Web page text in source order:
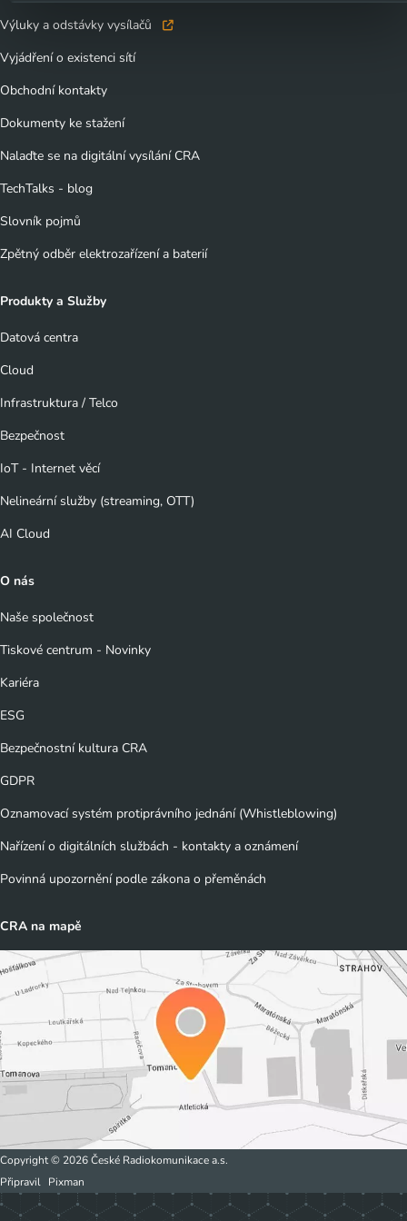
Výluky a odstávky vysílačů
Vyjádření o existenci sítí
Obchodní kontakty
Dokumenty ke stažení
Nalaďte se na digitální vysílání CRA
TechTalks - blog
Slovník pojmů
Zpětný odběr elektrozařízení a baterií
Produkty a Služby
Datová centra
Cloud
Infrastruktura / Telco
Bezpečnost
IoT - Internet věcí
Nelineární služby (streaming, OTT)
AI Cloud
O nás
Naše společnost
Tiskové centrum - Novinky
Kariéra
ESG
Bezpečnostní kultura CRA
GDPR
Oznamovací systém protiprávního jednání (Whistleblowing)
Nařízení o digitálních službách - kontakty a oznámení
Povinná upozornění podle zákona o přeměnách
CRA na mapě
Copyright © 2026 České Radiokomunikace a.s.
Připravil Pixman